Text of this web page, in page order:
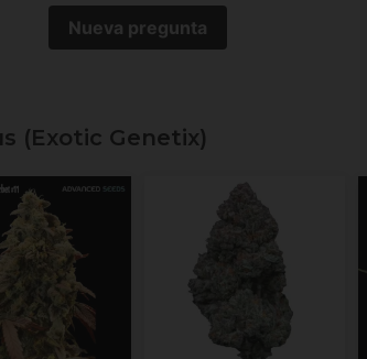
Nueva pregunta
(Exotic Genetix)